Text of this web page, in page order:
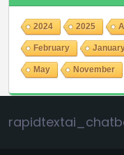
2024 2025
February
May November